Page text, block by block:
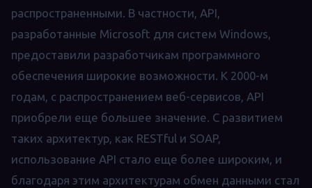
распространенными. В частности, API,
разработанные Microsoft для систем Windows,
предоставили разработчикам программного
обеспечения широкие возможности. К 2000-м
годам, с распространением веб-сервисов, API
приобрели еще большее значение. С развитием
таких архитектур, как RESTful и SOAP,
использование API стало еще более широким, и
благодаря этим архитектурам обмен данными стал